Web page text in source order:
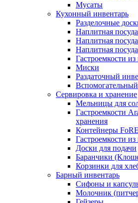
Мусаты
Кухонный инвентарь
Разделочные
Наплитная
Наплитная
Наплитная
Гастроемкости
Миски
Раздаточный
Сервировка и хранение
Мельницы для
Гастроемкости
хранения
Контейнеры
Гастроемкости
Доски для подачи
Баранчики
Корзинки для
Барный инвентарь
Сифоны и
Молочник